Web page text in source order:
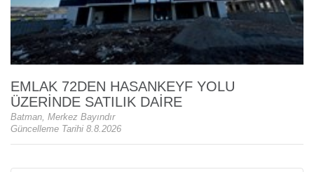
EMLAK 72DEN HASANKEYF YOLU
ÜZERİNDE SATILIK DAİRE
Batman, Merkez Bayındır
Güncelleme Tarihi 8.8.2026